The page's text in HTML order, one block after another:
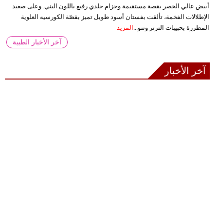
أبيض عالي الخصر بقصة مستقيمة وحزام جلدي رفيع باللون البني. وعلى صعيد
الإطلالات الفخمة، تألقت بفستان أسود طويل تميز بقصّة الكورسيه العلوية
المطرزة بحبيبات الترتر وتنو... المزيد
آخر الأخبار الطبية
آخر الأخبار